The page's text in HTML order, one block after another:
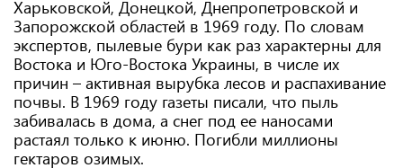
Харьковской, Донецкой, Днепропетровской и
Запорожской областей в 1969 году. По словам
экспертов, пылевые бури как раз характерны для
Востока и Юго-Востока Украины, в числе их
причин – активная вырубка лесов и распахивание
почвы. В 1969 году газеты писали, что пыль
забивалась в дома, а снег под ее наносами
растаял только к июню. Погибли миллионы
гектаров озимых.